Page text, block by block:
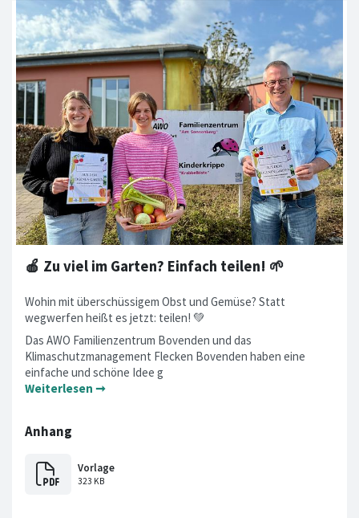
🍎 Zu viel im Garten? Einfach teilen! 🌱
Wohin mit überschüssigem Obst und Gemüse? Statt
wegwerfen heißt es jetzt: teilen! 💚
Das AWO Familienzentrum Bovenden und das
Klimaschutzmanagement Flecken Bovenden haben eine
einfache und schöne Idee g
Weiterlesen ➞